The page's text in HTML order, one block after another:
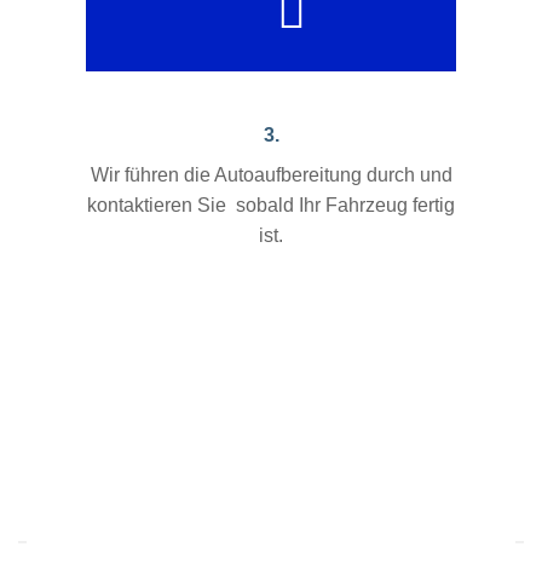
3.
Wir führen die Autoaufbereitung durch und
kontaktieren Sie sobald Ihr Fahrzeug fertig
ist.